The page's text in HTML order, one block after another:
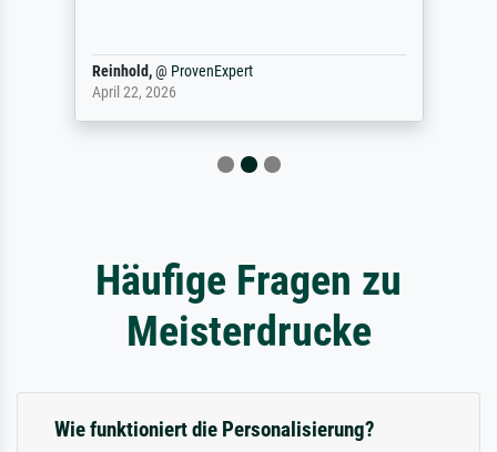
Reinhold,@ ProvenExpert
April 22, 2026
Häufige Fragen zu
Meisterdrucke
Wie funktioniert die Personalisierung?